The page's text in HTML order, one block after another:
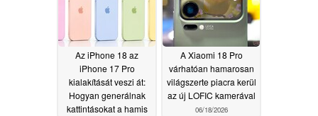
Az iPhone 18 az
iPhone 17 Pro
kialakítását veszi át:
Hogyan generálnak
kattintásokat a hamis
A Xiaomi 18 Pro
várhatóan hamarosan
világszerte piacra kerül
az új LOFIC kamerával
06/18/2026